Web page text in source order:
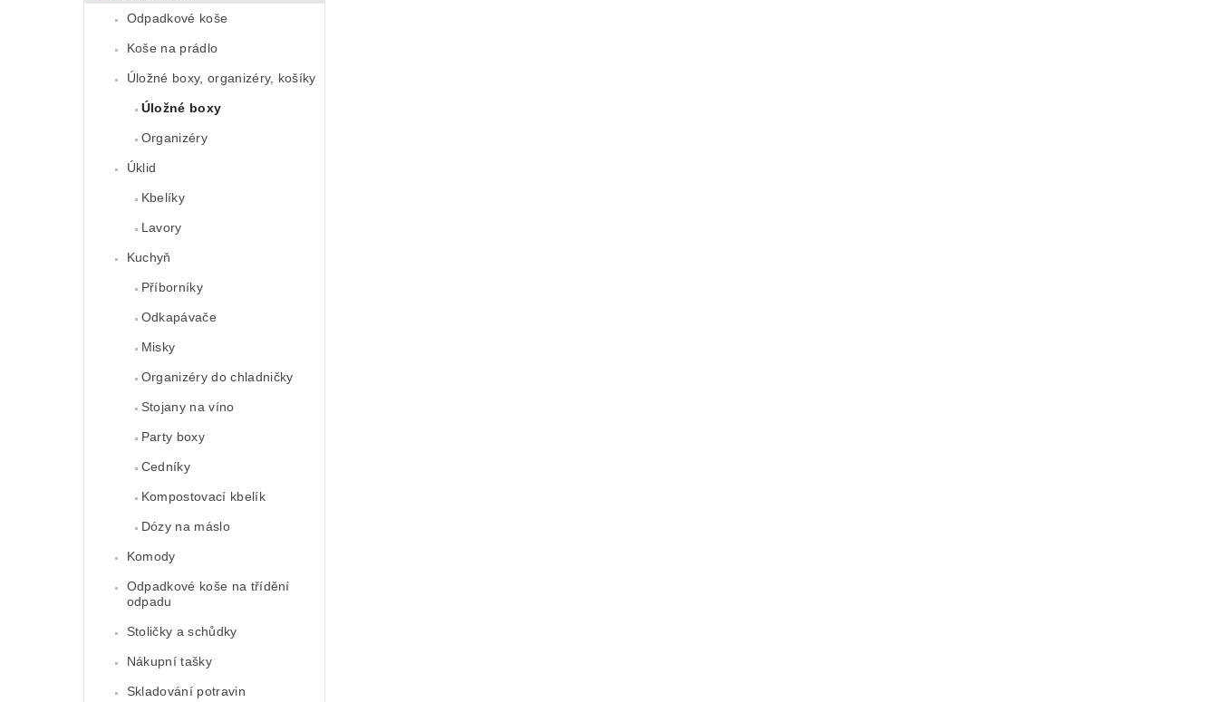
Odpadkové koše
Koše na prádlo
Úložné boxy, organizéry, košíky
Úložné boxy
Organizéry
Úklid
Kbelíky
Lavory
Kuchyň
Příborníky
Odkapávače
Misky
Organizéry do chladničky
Stojany na víno
Party boxy
Cedníky
Kompostovací kbelík
Dózy na máslo
Komody
Odpadkové koše na třídění
odpadu
Stoličky a schůdky
Nákupní tašky
Skladování potravin